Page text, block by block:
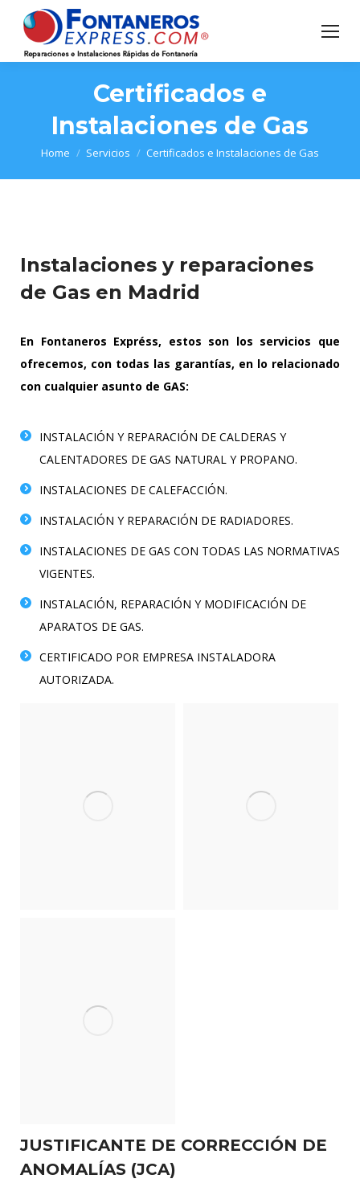
Certificados e
Instalaciones de Gas
You are here:
Home Servicios Certificados e Instalaciones de Gas
Instalaciones y reparaciones
de Gas en Madrid
En Fontaneros Expréss, estos son los servicios que
ofrecemos, con todas las garantías, en lo relacionado
con cualquier asunto de GAS:
INSTALACIÓN Y REPARACIÓN DE CALDERAS Y
CALENTADORES DE GAS NATURAL Y PROPANO.
INSTALACIONES DE CALEFACCIÓN.
INSTALACIÓN Y REPARACIÓN DE RADIADORES.
INSTALACIONES DE GAS CON TODAS LAS NORMATIVAS
VIGENTES.
INSTALACIÓN, REPARACIÓN Y MODIFICACIÓN DE
APARATOS DE GAS.
CERTIFICADO POR EMPRESA INSTALADORA
AUTORIZADA.
JUSTIFICANTE DE CORRECCIÓN DE
ANOMALÍAS (JCA)